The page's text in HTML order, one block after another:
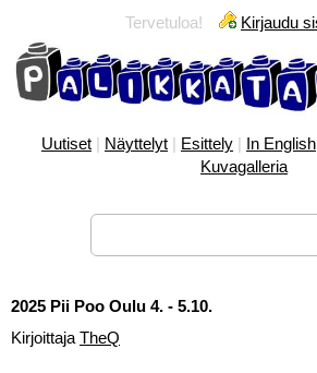
Tervetuloa! Kirjaudu
Uutiset | Näyttelyt | Esittely | In English
Kuvagalleria
2025 Pii Poo Oulu 4. - 5.10.
Kirjoittaja TheQ